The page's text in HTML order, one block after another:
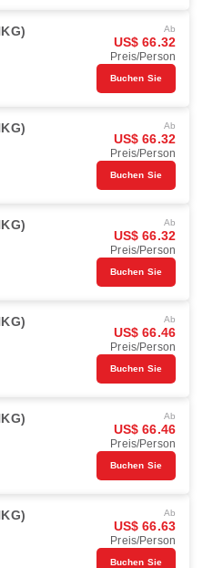
Ab
US$ 66.32
Preis/Person
Buchen Sie
Ab
US$ 66.32
Preis/Person
Buchen Sie
Ab
US$ 66.32
Preis/Person
Buchen Sie
Ab
US$ 66.46
Preis/Person
Buchen Sie
Ab
US$ 66.46
Preis/Person
Buchen Sie
Ab
US$ 66.63
Preis/Person
Buchen Sie